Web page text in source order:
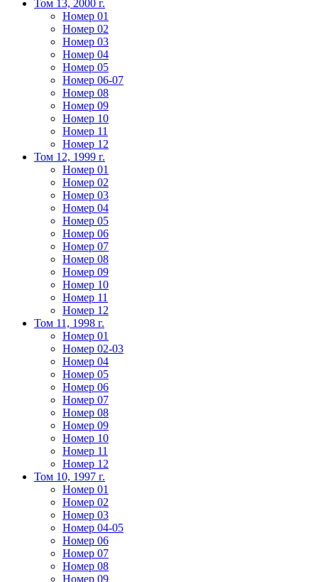
Том 13, 2000 г.
Номер 01
Номер 02
Номер 03
Номер 04
Номер 05
Номер 06-07
Номер 08
Номер 09
Номер 10
Номер 11
Номер 12
Том 12, 1999 г.
Номер 01
Номер 02
Номер 03
Номер 04
Номер 05
Номер 06
Номер 07
Номер 08
Номер 09
Номер 10
Номер 11
Номер 12
Том 11, 1998 г.
Номер 01
Номер 02-03
Номер 04
Номер 05
Номер 06
Номер 07
Номер 08
Номер 09
Номер 10
Номер 11
Номер 12
Том 10, 1997 г.
Номер 01
Номер 02
Номер 03
Номер 04-05
Номер 06
Номер 07
Номер 08
Номер 09